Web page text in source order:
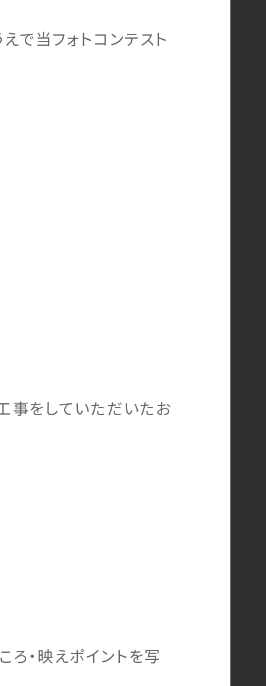
で当フォトコンテスト
事をしていただいたお
・映えポイントを写